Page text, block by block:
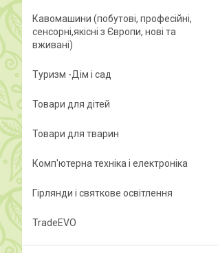
Кавомашини (побутові, професійні,
сенсорні,якісні з Європи, нові та
вживані)
Туризм -Дім і сад
Товари для дітей
Товари для тварин
Комп'ютерна техніка і електроніка
Гірлянди і святкове освітлення
TradeEVO